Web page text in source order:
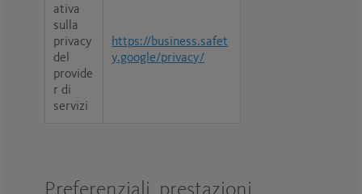
ativa
sulla
privacy
del
provide
r di
servizi
https://business.safet
y.google/privacy/